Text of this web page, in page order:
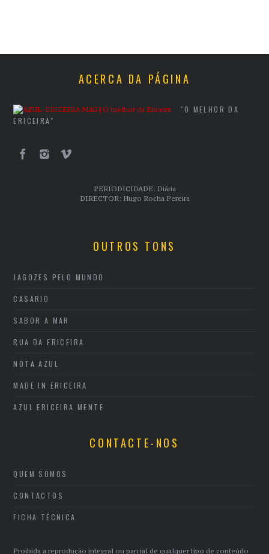
ACERCA DA PÁGINA
"O MELHOR DA
ERICEIRA"
PERIODICIDADE: Diária
DIRECTOR: Hugo Rocha Pereira
OUTROS TONS
JAGOZES PELO MUNDO
CASARIO
SABOR A MAR
RUA DA ERICEIRA
NOTA AZUL
MADE IN ERICEIRA
AZUL ERICEIRA MENTE
CONTACTE-NOS
QUEM SOMOS
CONTACTOS
FICHA TÉCNICA
Proibida a reprodução integral ou parcial de qualquer tipo de conteúdo